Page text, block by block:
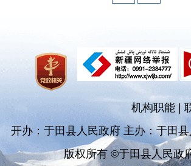
机构职能
开办：于田县人民政府 主办：于田
版权所有 ©于田县人民政